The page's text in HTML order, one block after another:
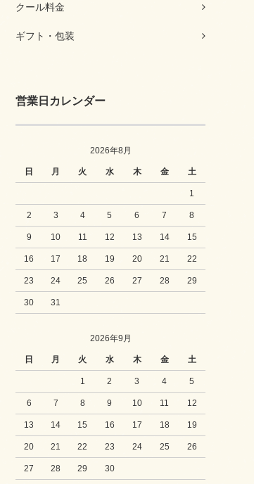
クール料金
ギフト・包装
営業日カレンダー
2026年8月
日 月 火 水 木 金 土
1
2 3 4 5 6 7 8
9 10 11 12 13 14 15
16 17 18 19 20 21 22
23 24 25 26 27 28 29
30 31
2026年9月
日 月 火 水 木 金 土
1 2 3 4 5
6 7 8 9 10 11 12
13 14 15 16 17 18 19
20 21 22 23 24 25 26
27 28 29 30